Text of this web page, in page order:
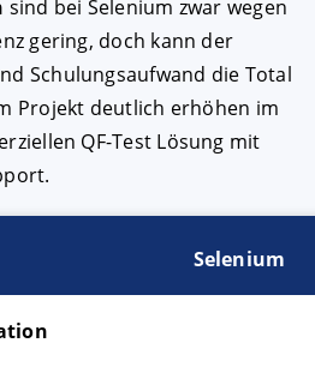
sind bei Selenium zwar wegen
gering, doch kann der
Schulungsaufwand die Total
Projekt deutlich erhöhen im
QF-Test Lösung mit
Selenium